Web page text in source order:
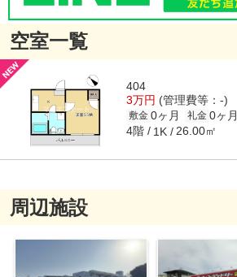
空室一覧
404
3万円 (管理費等：-)
敷金 0ヶ月 礼金 0ヶ月
4階 1K 26.00㎡
周辺施設